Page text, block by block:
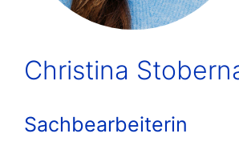
Christina
Sachbearbeiterin